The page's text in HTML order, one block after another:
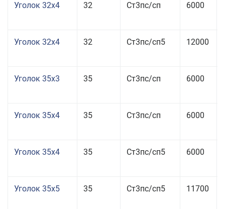
Уголок 32x4 32 Ст3пс/сп 6000
Уголок 32x4 32 Ст3пс/сп5 12000
Уголок 35x3 35 Ст3пс/сп 6000
Уголок 35x4 35 Ст3пс/сп 6000
Уголок 35x4 35 Ст3пс/сп5 6000
Уголок 35x5 35 Ст3пс/сп5 11700